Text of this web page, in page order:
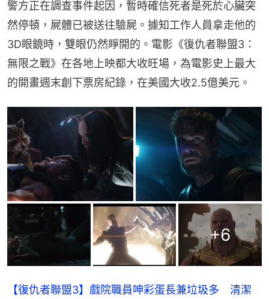
警方正在調查事件起因，暫時確信死者是死於心臟突
然停頓，屍體已被送往驗屍。據知工作人員拿走他的
3D眼鏡時，雙眼仍然睜開的。電影《復仇者聯盟3：
無限之戰》在各地上映都大收旺場，為電影史上最大
的開畫週末創下票房紀錄，在美國大收2.5億美元。
+6
【復仇者聯盟3】戲院職員呻彩蛋長兼垃圾多 清潔